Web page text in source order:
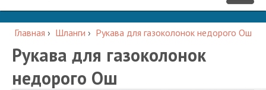
Главная › Шланги › Рукава для газоколонок недорого Ош
Рукава для газоколонок
недорого Ош